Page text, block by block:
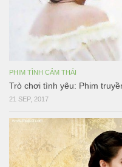
PHIM TÌNH CẢM THÁI
Trò chơi tình yêu: Phim
21 SEP, 2017